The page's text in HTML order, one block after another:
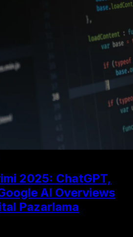
2025: ChatGPT,
AI Overviews
Pazarlama